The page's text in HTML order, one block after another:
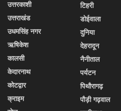
उत्तरकाशी
उत्तराखंड
उधमसिंह नगर
ऋषिकेश
कालसी
केदारनाथ
कोटद्वार
क्राइम
टिहरी
डोईवाला
दुनिया
देहरादून
नैनीताल
पर्यटन
पिथौरागढ़
पौड़ी गढ़वाल